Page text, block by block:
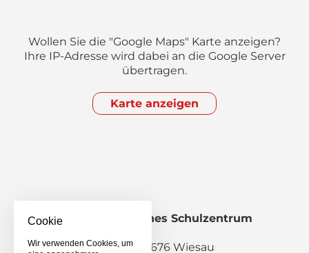
Wollen Sie die "Google Maps" Karte anzeigen?
Ihre IP-Adresse wird dabei an die Google Server
übertragen.
Karte anzeigen
Staatliches Berufliches Schulzentrum
Pestalozzistraße 2, 95676 Wiesau
Cookie
Wir verwenden Cookies, um